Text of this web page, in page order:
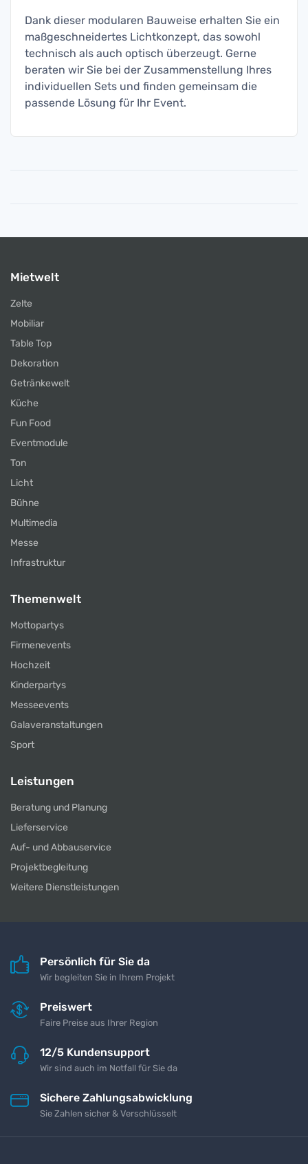
Dank dieser modularen Bauweise erhalten Sie ein
maßgeschneidertes Lichtkonzept, das sowohl
technisch als auch optisch überzeugt. Gerne
beraten wir Sie bei der Zusammenstellung Ihres
individuellen Sets und finden gemeinsam die
passende Lösung für Ihr Event.
Mietwelt
Zelte
Mobiliar
Table Top
Dekoration
Getränkewelt
Küche
Fun Food
Eventmodule
Ton
Licht
Bühne
Multimedia
Messe
Infrastruktur
Themenwelt
Mottopartys
Firmenevents
Hochzeit
Kinderpartys
Messeevents
Galaveranstaltungen
Sport
Leistungen
Beratung und Planung
Lieferservice
Auf- und Abbauservice
Projektbegleitung
Weitere Dienstleistungen
Persönlich für Sie da
Wir begleiten Sie in Ihrem Projekt
Preiswert
Faire Preise aus Ihrer Region
12/5 Kundensupport
Wir sind auch im Notfall für Sie da
Sichere Zahlungsabwicklung
Sie Zahlen sicher & Verschlüsselt